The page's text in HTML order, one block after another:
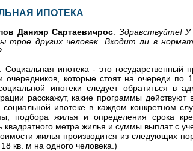
ИПОТЕКА
Данияр Сартаевичрос: Здравствуйте! У
трое других человек. Входит ли в
: Социальная ипотека - это
очередников, которые стоят на очереди по
ипотеки следует обратиться в
расскажут, какие программы действуют
ипотеке в каждом конкретном
подбора жилья и определения срока
квадратного метра жилья и суммы выплат с
жилья производится из следующих
кв. м на одного человека.)